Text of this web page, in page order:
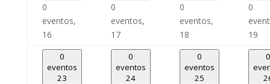
0
eventos,
16
0
eventos,
17
0
eventos,
18
0
19
0
eventos
23
0
eventos
24
0
eventos
25
0